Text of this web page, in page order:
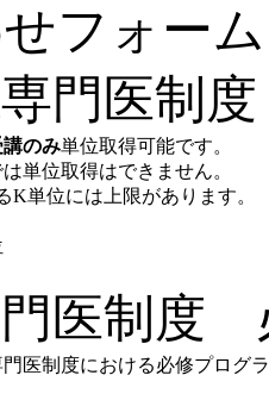
せフォ
門医制
のみ単位取得可能です。
単位取得はできません。
K単位には上限があります。
医制度
医制度における必修プログ